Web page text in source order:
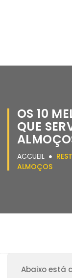
OS 10
QUE
ACCUEIL
ALMOÇOS
Abaixo está